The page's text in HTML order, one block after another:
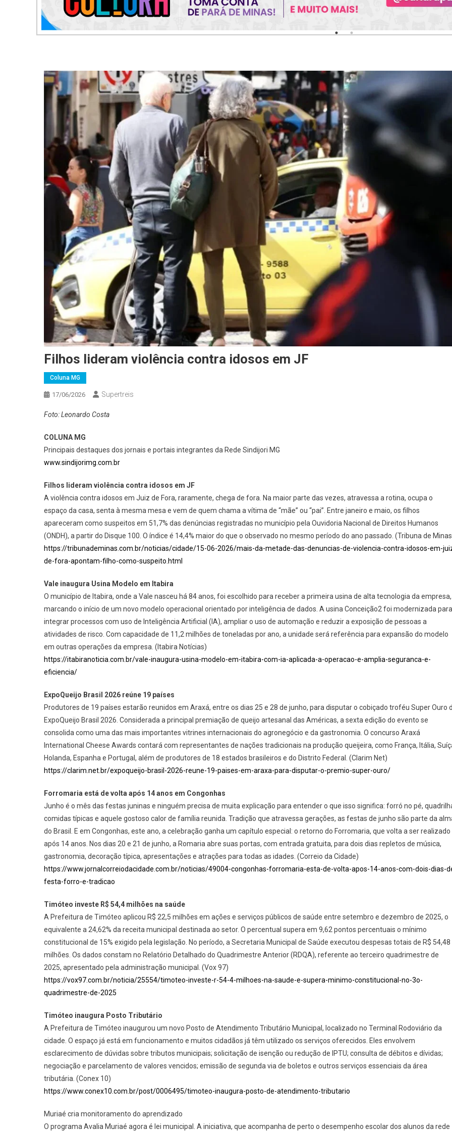
Filhos lideram violência contra idosos em JF
Coluna MG
17/06/2026 Supertreis
Foto: Leonardo Costa
COLUNA MG
Principais destaques dos jornais e portais integrantes da Rede Sindijori MG
www.sindijorimg.com.br
Filhos lideram violência contra idosos em JF
A violência contra idosos em Juiz de Fora, raramente, chega de fora. Na maior parte das vezes, atravessa a rotina, ocupa o
espaço da casa, senta à mesma mesa e vem de quem chama a vítima de “mãe” ou “pai”. Entre janeiro e maio, os filhos
apareceram como suspeitos em 51,7% das denúncias registradas no município pela Ouvidoria Nacional de Direitos Humanos
(ONDH), a partir do Disque 100. O índice é 14,4% maior do que o observado no mesmo período do ano passado. (Tribuna de
https://tribunademinas.com.br/noticias/cidade/15-06-2026/mais-da-metade-das-denuncias-de-violencia-contra-idosos-em-
de-fora-apontam-filho-como-suspeito.html
Vale inaugura Usina Modelo em Itabira
O município de Itabira, onde a Vale nasceu há 84 anos, foi escolhido para receber a primeira usina de alta tecnologia da empresa,
marcando o início de um novo modelo operacional orientado por inteligência de dados. A usina Conceição2 foi modernizada para
integrar processos com uso de Inteligência Artificial (IA), ampliar o uso de automação e reduzir a exposição de pessoas a
atividades de risco. Com capacidade de 11,2 milhões de toneladas por ano, a unidade será referência para expansão do modelo
em outras operações da empresa. (Itabira Notícias)
https://itabiranoticia.com.br/vale-inaugura-usina-modelo-em-itabira-com-ia-aplicada-a-operacao-e-amplia-seguranca-e-
eficiencia/
ExpoQueijo Brasil 2026 reúne 19 países
Produtores de 19 países estarão reunidos em Araxá, entre os dias 25 e 28 de junho, para disputar o cobiçado troféu Super Ouro
ExpoQueijo Brasil 2026. Considerada a principal premiação de queijo artesanal das Américas, a sexta edição do evento se
consolida como uma das mais importantes vitrines internacionais do agronegócio e da gastronomia. O concurso Araxá
International Cheese Awards contará com representantes de nações tradicionais na produção queijeira, como França, Itália,
Holanda, Espanha e Portugal, além de produtores de 18 estados brasileiros e do Distrito Federal. (Clarim Net)
https://clarim.net.br/expoqueijo-brasil-2026-reune-19-paises-em-araxa-para-disputar-o-premio-super-ouro/
Forromaria está de volta após 14 anos em Congonhas
Junho é o mês das festas juninas e ninguém precisa de muita explicação para entender o que isso significa: forró no pé,
comidas típicas e aquele gostoso calor de família reunida. Tradição que atravessa gerações, as festas de junho são parte da
do Brasil. E em Congonhas, este ano, a celebração ganha um capítulo especial: o retorno do Forromaria, que volta a ser realizado
após 14 anos. Nos dias 20 e 21 de junho, a Romaria abre suas portas, com entrada gratuita, para dois dias repletos de música,
gastronomia, decoração típica, apresentações e atrações para todas as idades. (Correio da Cidade)
https://www.jornalcorreiodacidade.com.br/noticias/49004-congonhas-forromaria-esta-de-volta-apos-14-anos-com-dois-dias-
festa-forro-e-tradicao
Timóteo investe R$ 54,4 milhões na saúde
A Prefeitura de Timóteo aplicou R$ 22,5 milhões em ações e serviços públicos de saúde entre setembro e dezembro de 2025, o
equivalente a 24,62% da receita municipal destinada ao setor. O percentual supera em 9,62 pontos percentuais o mínimo
constitucional de 15% exigido pela legislação. No período, a Secretaria Municipal de Saúde executou despesas totais de R$ 54,48
milhões. Os dados constam no Relatório Detalhado do Quadrimestre Anterior (RDQA), referente ao terceiro quadrimestre de
2025, apresentado pela administração municipal. (Vox 97)
https://vox97.com.br/noticia/25554/timoteo-investe-r-54-4-milhoes-na-saude-e-supera-minimo-constitucional-no-3o-
quadrimestre-de-2025
Timóteo inaugura Posto Tributário
A Prefeitura de Timóteo inaugurou um novo Posto de Atendimento Tributário Municipal, localizado no Terminal Rodoviário da
cidade. O espaço já está em funcionamento e muitos cidadãos já têm utilizado os serviços oferecidos. Eles envolvem
esclarecimento de dúvidas sobre tributos municipais; solicitação de isenção ou redução de IPTU; consulta de débitos e dívidas;
negociação e parcelamento de valores vencidos; emissão de segunda via de boletos e outros serviços essenciais da área
tributária. (Conex 10)
https://www.conex10.com.br/post/0006495/timoteo-inaugura-posto-de-atendimento-tributario
Muriaé cria monitoramento do aprendizado
O programa Avalia Muriaé agora é lei municipal. A iniciativa, que acompanha de perto o desempenho escolar dos alunos da rede